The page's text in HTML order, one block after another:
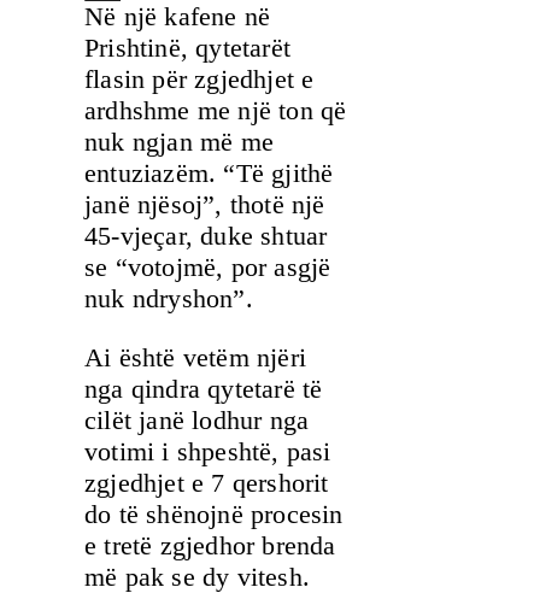
Në një kafene në
Prishtinë, qytetarët
flasin për zgjedhjet e
ardhshme me një ton që
nuk ngjan më me
entuziazëm. “Të gjithë
janë njësoj”, thotë një
45-vjeçar, duke shtuar
se “votojmë, por asgjë
nuk ndryshon”.
Ai është vetëm njëri
nga qindra qytetarë të
cilët janë lodhur nga
votimi i shpeshtë, pasi
zgjedhjet e 7 qershorit
do të shënojnë procesin
e tretë zgjedhor brenda
më pak se dy vitesh.